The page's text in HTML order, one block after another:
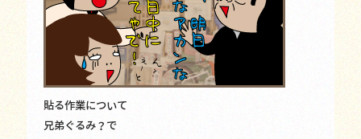
貼る作業について
兄弟ぐるみ？で